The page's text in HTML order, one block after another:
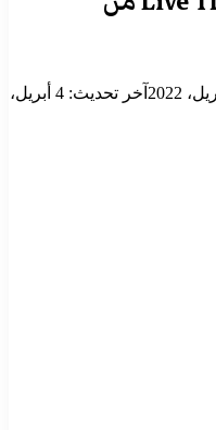
آخر تحديث: 4 أبريل،